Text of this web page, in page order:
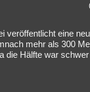
veröffentlicht eine
mehr als 300
die Hälfte war